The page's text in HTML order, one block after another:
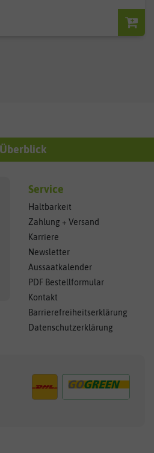
Service
Haltbarkeit
Zahlung + Versand
Karriere
Newsletter
Aussaatkalender
PDF Bestellformular
Kontakt
Barrierefreiheitserklärung
Datenschutzerklärung